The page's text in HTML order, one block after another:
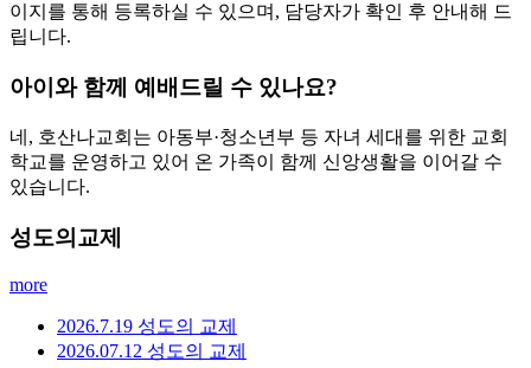
이지를 통해 등록하실 수 있으며, 담당자가 확인 후 안내해 드
립니다.
아이와 함께 예배드릴 수 있나요?
네, 호산나교회는 아동부·청소년부 등 자녀 세대를 위한 교회
학교를 운영하고 있어 온 가족이 함께 신앙생활을 이어갈 수
있습니다.
성도의교제
more
2026.7.19 성도의 교제
2026.07.12 성도의 교제